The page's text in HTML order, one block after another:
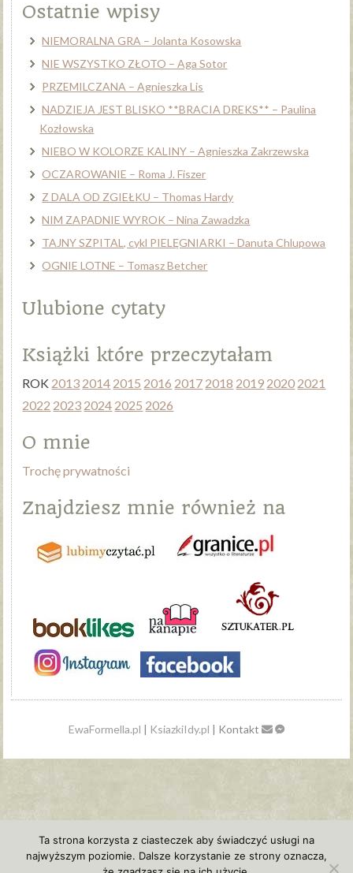
Ostatnie wpisy
NIEMORALNA GRA – Jolanta Kosowska
NIE WSZYSTKO ZŁOTO – Aga Sotor
PRZEMILCZANA – Agnieszka Lis
NADZIEJA JEST BLISKO **BRACIA DREKS** – Paulina
Kozłowska
NIEBO W KOLORZE KALINY – Agnieszka Zakrzewska
OCZAROWANIE – Roma J. Fiszer
Z DALA OD ZGIEŁKU – Thomas Hardy
NIM ZAPADNIE WYROK – Nina Zawadzka
TAJNY SZPITAL, cykl PIELĘGNIARKI – Danuta Chlupowa
OGNIE LOTNE – Tomasz Betcher
Ulubione cytaty
Książki które przeczytałam
ROK 2013 2014 2015 2016 2017 2018 2019 2020 2021
2022 2023 2024 2025 2026
O mnie
Trochę prywatności
Znajdziesz mnie również na
EwaFormella.pl | KsiazkiIdy.pl | Kontakt
2
Ta strona korzysta z ciasteczek aby świadczyć usługi na
najwyższym poziomie. Dalsze korzystanie ze strony oznacza,